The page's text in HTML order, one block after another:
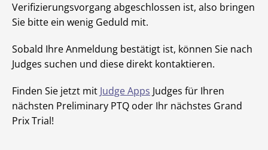
Verifizierungsvorgang abgeschlossen ist, also bringen
Sie bitte ein wenig Geduld mit.
Sobald Ihre Anmeldung bestätigt ist, können Sie nach
Judges suchen und diese direkt kontaktieren.
Finden Sie jetzt mit Judge Apps Judges für Ihren
nächsten Preliminary PTQ oder Ihr nächstes Grand
Prix Trial!